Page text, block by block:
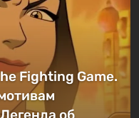
Fighting Game.
об